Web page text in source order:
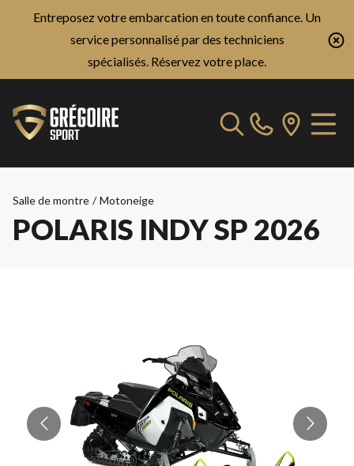
Entreposez votre embarcation en toute confiance. Un
service personnalisé par des techniciens
spécialisés. Réservez votre place.
Salle de montre / Motoneige
POLARIS INDY SP 2026